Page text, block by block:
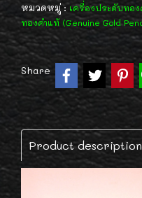
หมวดหมู่ :เครื่องประดับทอง
ทองคำแท้ (Genuine Gold
Share
Product description